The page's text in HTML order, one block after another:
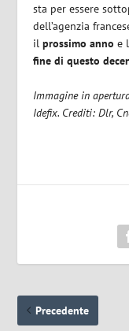
sta per essere
dell’agenzia
ilprossimo anno e
fine di questo
Immagine in
Idefix. Crediti: Dlr,
Precedente